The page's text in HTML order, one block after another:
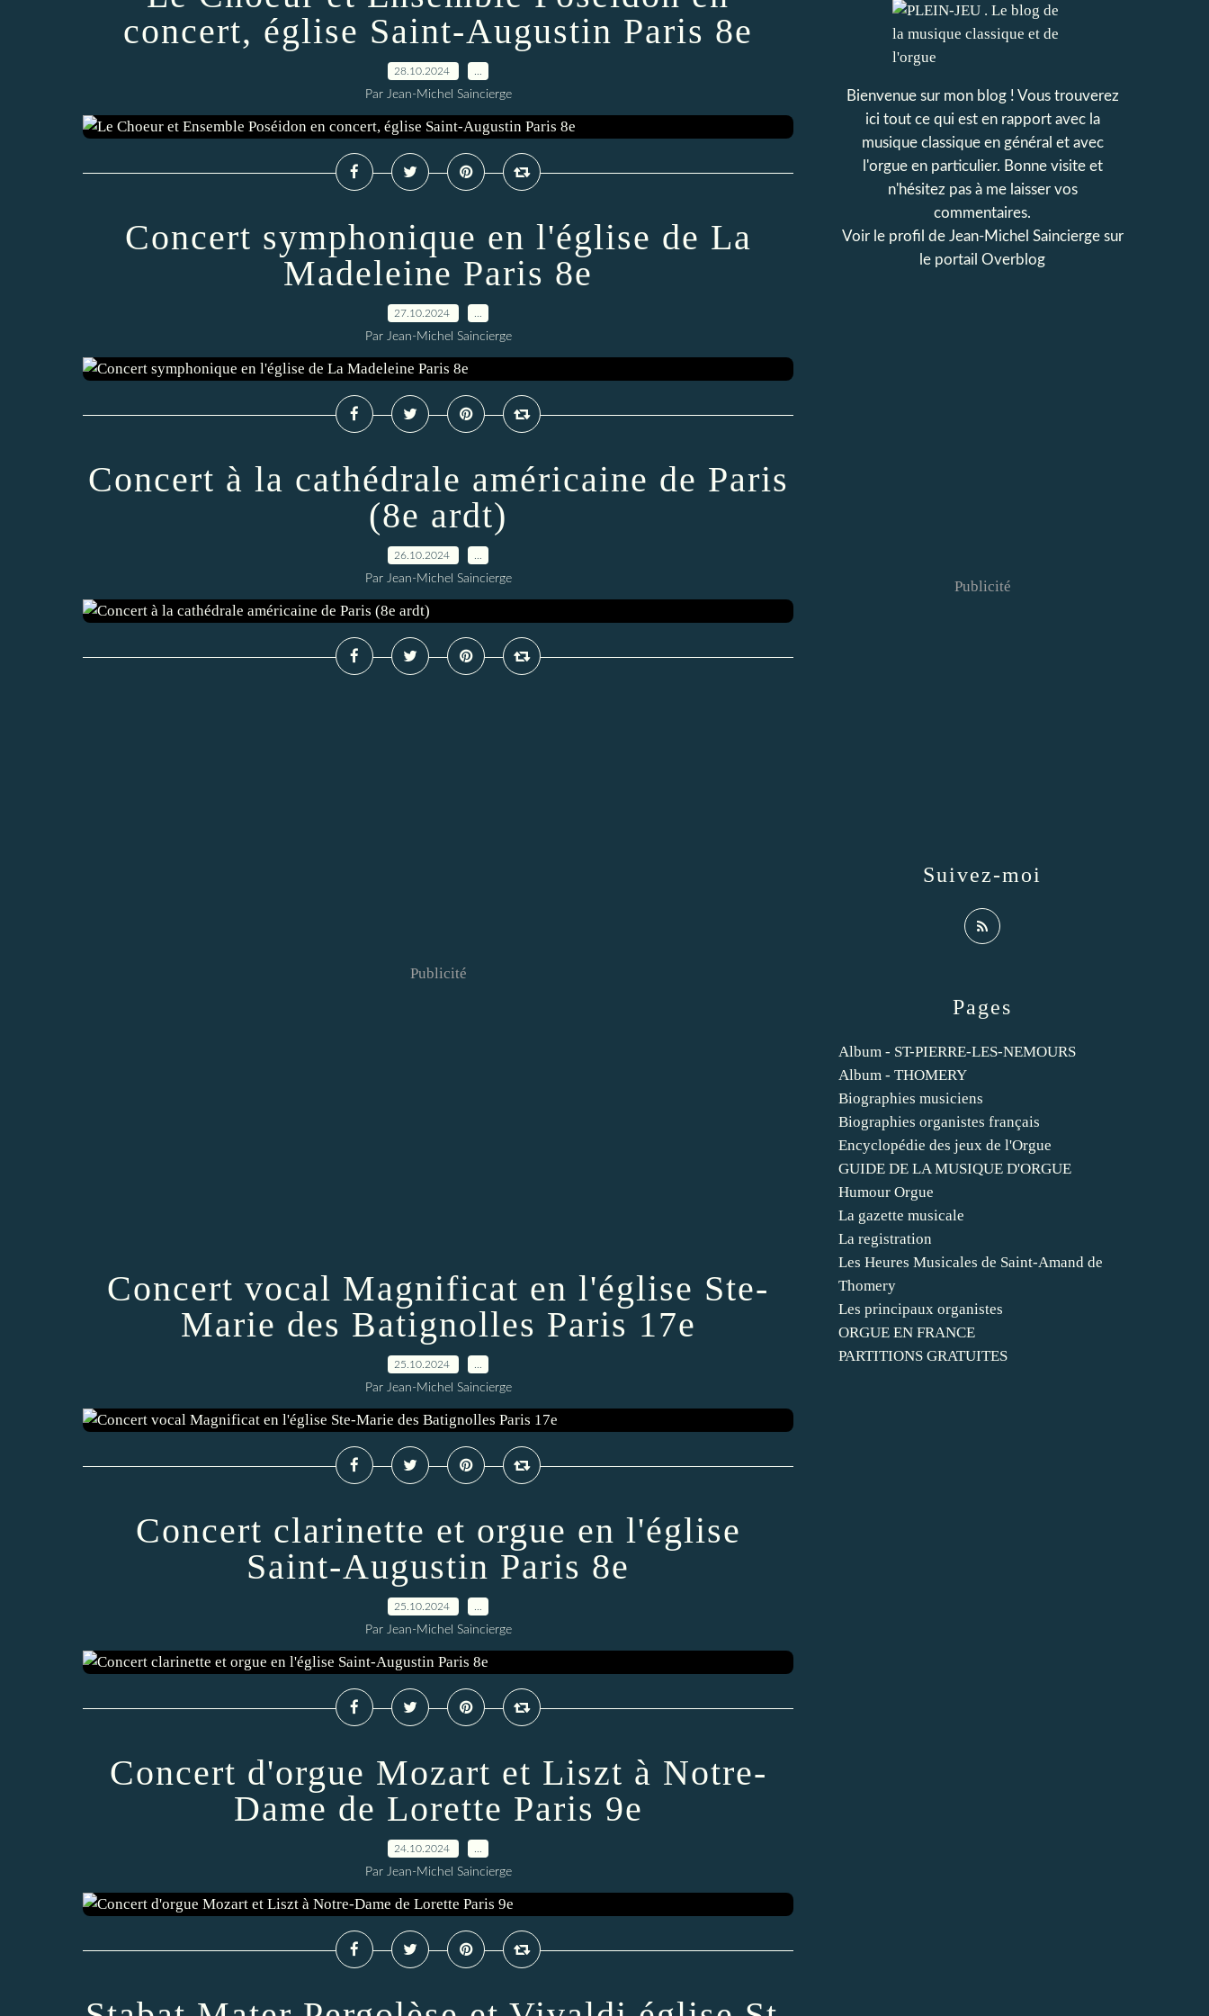
concert, église Saint-Augustin Paris 8e
28.10.2024
Par Jean-Michel Saincierge
Concert symphonique en l'église de La
Madeleine Paris 8e
27.10.2024
Par Jean-Michel Saincierge
Concert à la cathédrale américaine de Paris
(8e ardt)
26.10.2024
Par Jean-Michel Saincierge
Publicité
Concert vocal Magnificat en l'église Ste-
Marie des Batignolles Paris 17e
25.10.2024
Par Jean-Michel Saincierge
Concert clarinette et orgue en l'église
Saint-Augustin Paris 8e
25.10.2024
Par Jean-Michel Saincierge
Concert d'orgue Mozart et Liszt à Notre-
Dame de Lorette Paris 9e
24.10.2024
Par Jean-Michel Saincierge
Pages
Album - ST-PIERRE-LES-NEMOURS
Album - THOMERY
Biographies musiciens
Biographies organistes français
Encyclopédie des jeux de l'Orgue
GUIDE DE LA MUSIQUE D'ORGUE
Humour Orgue
La gazette musicale
La registration
Les Heures Musicales de Saint-Amand de
Thomery
Les principaux organistes
ORGUE EN FRANCE
PARTITIONS GRATUITES
Bienvenue sur mon blog ! Vous trouverez
ici tout ce qui est en rapport avec la
musique classique en général et avec
l'orgue en particulier. Bonne visite et
n'hésitez pas à me laisser vos
commentaires.
Voir le profil de Jean-Michel Sainciergesur
le portail Overblog
Suivez-moi
Publicité